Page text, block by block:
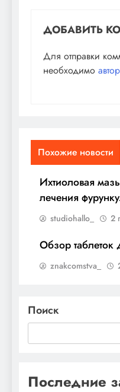
ДОБАВИТЬ
Для отправки
необходимо
Похожие новости
Ихтиоловая
лечения
studiohallo_ 2
Обзор
znakcomstva_
Поиск
Последние